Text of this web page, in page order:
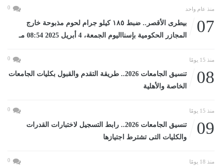
منذ عام واحد 0
07
بيطرى الأقصر.. ضبط ١٨٥ كيلو جرام لحوم مذبوحة خارج
المجازر الحكومية بإسنااليوم الجمعة، 4 أبريل 2025 08:54 مـ
منذ 15 يومًا 0
08
تنسيق الجامعات 2026.. طريقة التقدم والقبول بكليات الجامعات
الخاصة والأهلية
منذ 15 يومًا 0
09
تنسيق الجامعات 2026.. رابط التسجيل لاختبارات القدرات
والكليات التى تشترط اجتيازها
منذ 18 يومًا 0